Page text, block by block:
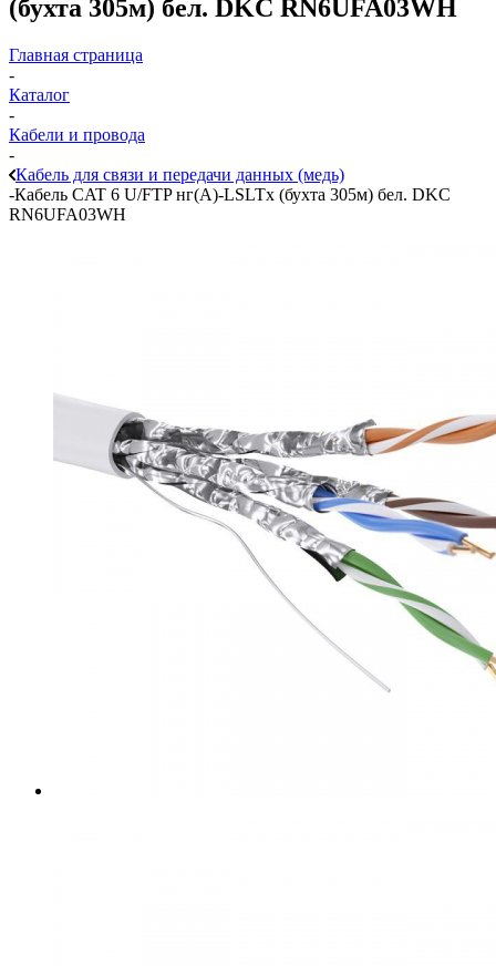
(бухта 305м) бел. DKC RN6UFA03WH
Главная страница
-
Каталог
-
Кабели и провода
-
Кабель для связи и передачи данных (медь)
-Кабель CAT 6 U/FTP нг(А)-LSLTx (бухта 305м) бел. DKC
RN6UFA03WH